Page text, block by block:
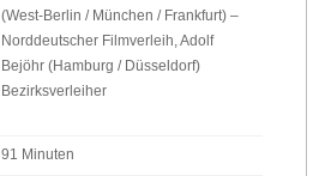
(West-Berlin / München / Frankfurt) –
Norddeutscher Filmverleih, Adolf
Bejöhr (Hamburg / Düsseldorf)
Bezirksverleiher
91 Minuten